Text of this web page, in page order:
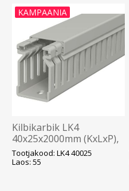
KAMPAANIA
Kilbikarbik LK4
40x25x2000mm (KxLxP),
hall, OBO
Tootjakood: LK4 40025
Laos: 55